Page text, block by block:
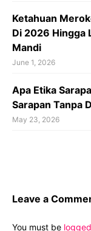
Ketahuan
Di 2026 Hingga
Mandi
June 1, 2026
Apa Etika
Sarapan Tanpa
May 23, 2026
Leave a
You must be